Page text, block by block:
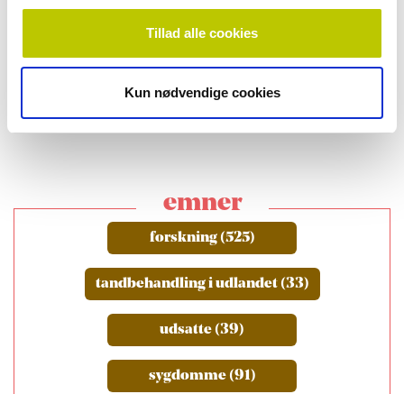
Tillad alle cookies
Kun nødvendige cookies
emner
forskning (525)
tandbehandling i udlandet (33)
udsatte (39)
sygdomme (91)